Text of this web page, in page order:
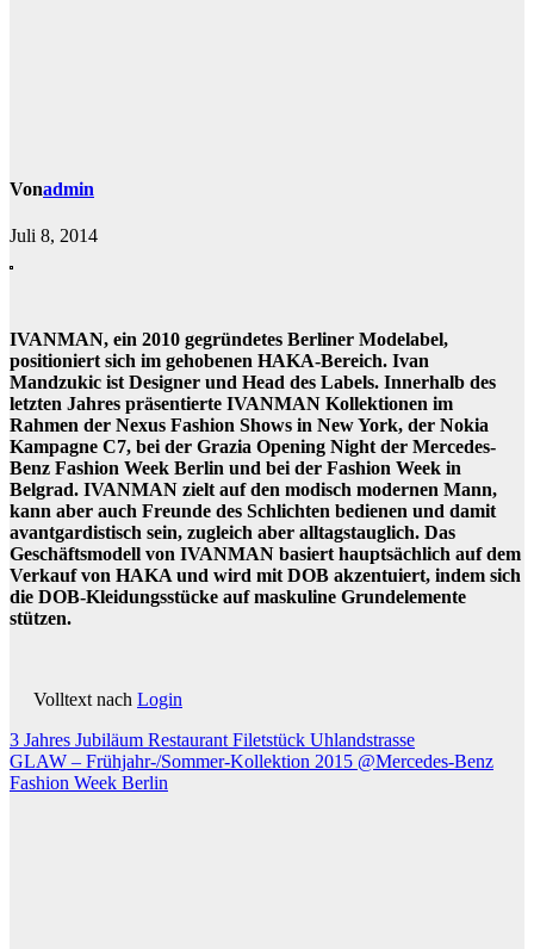
Vonadmin
Juli 8, 2014
IVANMAN, ein 2010 gegründetes Berliner Modelabel,
positioniert sich im gehobenen HAKA-Bereich. Ivan
Mandzukic ist Designer und Head des Labels. Innerhalb des
letzten Jahres präsentierte IVANMAN Kollektionen im
Rahmen der Nexus Fashion Shows in New York, der Nokia
Kampagne C7, bei der Grazia Opening Night der Mercedes-
Benz Fashion Week Berlin und bei der Fashion Week in
Belgrad. IVANMAN zielt auf den modisch modernen Mann,
kann aber auch Freunde des Schlichten bedienen und damit
avantgardistisch sein, zugleich aber alltagstauglich. Das
Geschäftsmodell von IVANMAN basiert hauptsächlich auf dem
Verkauf von HAKA und wird mit DOB akzentuiert, indem sich
die DOB-Kleidungsstücke auf maskuline Grundelemente
stützen.
Volltext nach Login
Beitragsnavigation
3 Jahres Jubiläum Restaurant Filetstück Uhlandstrasse
GLAW – Frühjahr-/Sommer-Kollektion 2015 @Mercedes-Benz
Fashion Week Berlin